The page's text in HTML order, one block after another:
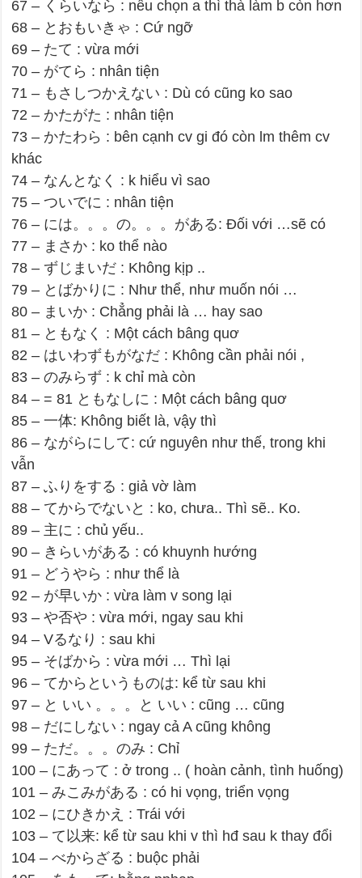
67 – くらいなら : nếu chọn a thì thà làm b còn hơn
68 – とおもいきゃ : Cứ ngỡ
69 – たて : vừa mới
70 – がてら : nhân tiện
71 – もさしつかえない : Dù có cũng ko sao
72 – かたがた : nhân tiện
73 – かたわら : bên cạnh cv gi đó còn lm thêm cv
khác
74 – なんとなく : k hiểu vì sao
75 – ついでに : nhân tiện
76 – には。。。の。。。がある: Đối với …sẽ có
77 – まさか : ko thể nào
78 – ずじまいだ : Không kịp ..
79 – とばかりに : Như thể, như muốn nói …
80 – まいか : Chẳng phải là … hay sao
81 – ともなく : Một cách bâng quơ
82 – はいわずもがなだ : Không cần phải nói ,
83 – のみらず : k chỉ mà còn
84 – = 81 ともなしに : Một cách bâng quơ
85 – 一体: Không biết là, vậy thì
86 – ながらにして: cứ nguyên như thế, trong khi
vẫn
87 – ふりをする : giả vờ làm
88 – てからでないと : ko, chưa.. Thì sẽ.. Ko.
89 – 主に : chủ yếu..
90 – きらいがある : có khuynh hướng
91 – どうやら : như thể là
92 – が早いか : vừa làm v song lại
93 – や否や : vừa mới, ngay sau khi
94 – Vるなり : sau khi
95 – そばから : vừa mới … Thì lại
96 – てからというものは: kể từ sau khi
97 – と いい 。。。と いい : cũng … cũng
98 – だにしない : ngay cả A cũng không
99 – ただ。。。のみ : Chỉ
100 – にあって : ở trong .. ( hoàn cảnh, tình huống)
101 – みこみがある : có hi vọng, triển vọng
102 – にひきかえ : Trái với
103 – て以来: kể từ sau khi v thì hđ sau k thay đổi
104 – べからざる : buộc phải